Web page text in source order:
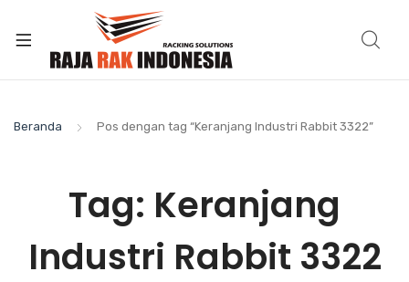
Beranda Pos dengan tag “Keranjang Industri Rabbit 3322”
Tag: Keranjang
Industri Rabbit 3322